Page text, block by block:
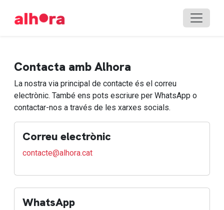
Contacta amb Alhora
La nostra via principal de contacte és el correu
electrònic. També ens pots escriure per WhatsApp o
contactar-nos a través de les xarxes socials.
Correu electrònic
contacte@alhora.cat
WhatsApp